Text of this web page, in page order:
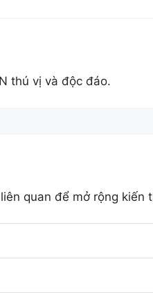
thú vị và độc đáo.
quan để mở rộng kiến